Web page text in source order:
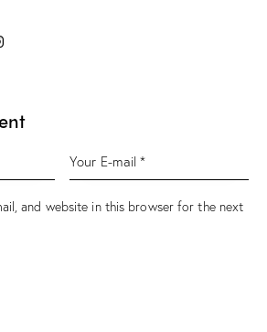
and website in this browser for the next